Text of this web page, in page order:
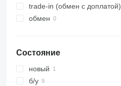
trade-in (обмен с доплатой)
обмен
Состояние
новый
б/у